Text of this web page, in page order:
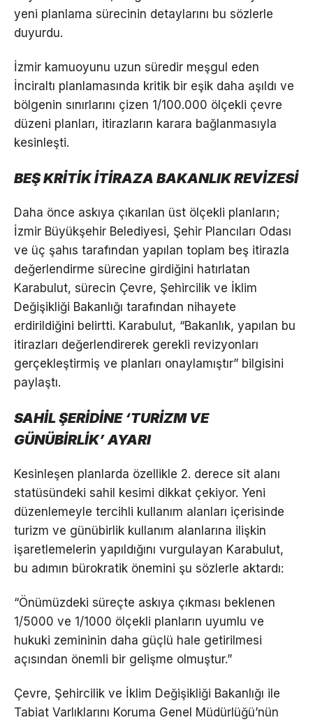
yeni planlama sürecinin detaylarını bu sözlerle
duyurdu.
İzmir kamuoyunu uzun süredir meşgul eden
İnciraltı planlamasında kritik bir eşik daha aşıldı ve
bölgenin sınırlarını çizen 1/100.000 ölçekli çevre
düzeni planları, itirazların karara bağlanmasıyla
kesinleşti.
BEŞ KRİTİK İTİRAZA BAKANLIK REVİZESİ
Daha önce askıya çıkarılan üst ölçekli planların;
İzmir Büyükşehir Belediyesi, Şehir Plancıları Odası
ve üç şahıs tarafından yapılan toplam beş itirazla
değerlendirme sürecine girdiğini hatırlatan
Karabulut, sürecin Çevre, Şehircilik ve İklim
Değişikliği Bakanlığı tarafından nihayete
erdirildiğini belirtti. Karabulut, “Bakanlık, yapılan bu
itirazları değerlendirerek gerekli revizyonları
gerçekleştirmiş ve planları onaylamıştır” bilgisini
paylaştı.
SAHİL ŞERİDİNE ‘TURİZM VE
GÜNÜBİRLİK’ AYARI
Kesinleşen planlarda özellikle 2. derece sit alanı
statüsündeki sahil kesimi dikkat çekiyor. Yeni
düzenlemeyle tercihli kullanım alanları içerisinde
turizm ve günübirlik kullanım alanlarına ilişkin
işaretlemelerin yapıldığını vurgulayan Karabulut,
bu adımın bürokratik önemini şu sözlerle aktardı:
“Önümüzdeki süreçte askıya çıkması beklenen
1/5000 ve 1/1000 ölçekli planların uyumlu ve
hukuki zemininin daha güçlü hale getirilmesi
açısından önemli bir gelişme olmuştur.”
Çevre, Şehircilik ve İklim Değişikliği Bakanlığı ile
Tabiat Varlıklarını Koruma Genel Müdürlüğü’nün